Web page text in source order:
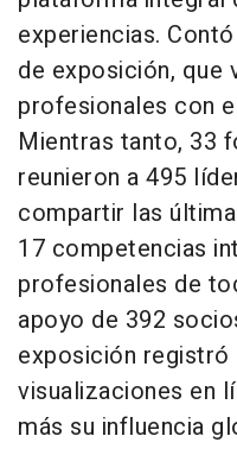
experiencias.
de exposición, que
profesionales con
Mientras tanto, 33
reunieron a 495
compartir las
17 competencias
profesionales de
apoyo de 392
exposición registró
visualizaciones en
más su influencia